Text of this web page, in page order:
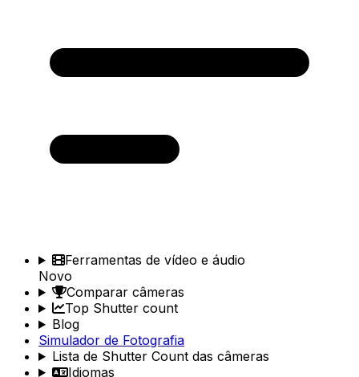
Ferramentas de vídeo e áudio
Novo
Comparar câmeras
Top Shutter count
Blog
Simulador de Fotografia
Lista de Shutter Count das câmeras
Idiomas